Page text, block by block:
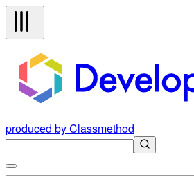
produced by Classmethod